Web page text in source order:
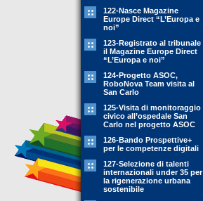
122-Nasce Magazine
Europe Direct “L’Europa e
noi”
123-Registrato al tribunale
il Magazine Europe Direct
“L’Europa e noi”
124-Progetto ASOC,
RoboNova Team visita al
San Carlo
125-Visita di monitoraggio
civico all’ospedale San
Carlo nel progetto ASOC
126-Bando Prospettive+
per le competenze digitali
127-Selezione di talenti
internazionali under 35 per
la rigenerazione urbana
sostenibile